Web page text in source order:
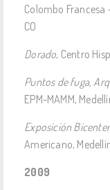
Colombo Francesa
CO
Dorado, Centro
Puntos de fuga,
EPM-MAMM,
Exposición
Americano,
2009